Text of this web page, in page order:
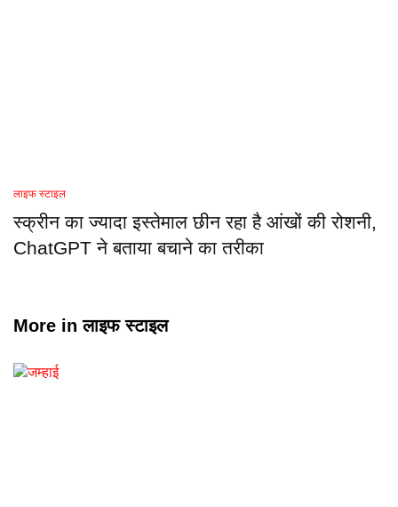
लाइफ स्टाइल
स्क्रीन का ज्यादा इस्तेमाल छीन रहा है आंखों की रोशनी,
ChatGPT ने बताया बचाने का तरीका
More inलाइफ स्टाइल